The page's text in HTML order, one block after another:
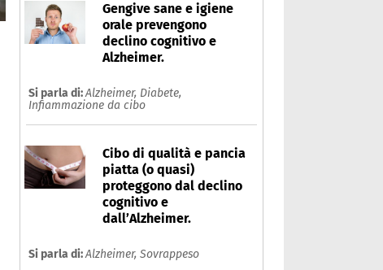
Gengive sane e igiene
orale prevengono
declino cognitivo e
Alzheimer.
Si parla di:Alzheimer, Diabete,
Infiammazione da cibo
Cibo di qualità e pancia
piatta (o quasi)
proteggono dal declino
cognitivo e
dall’Alzheimer.
Si parla di:Alzheimer, Sovrappeso